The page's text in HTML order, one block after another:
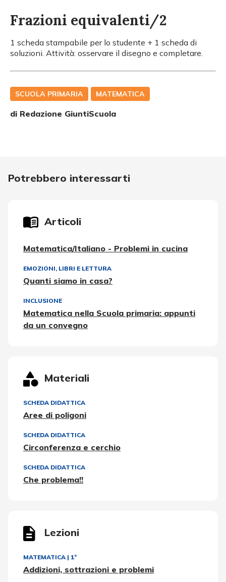
Frazioni equivalenti/2
1 scheda stampabile per lo studente + 1 scheda di
soluzioni. Attività: osservare il disegno e completare.
SCUOLA PRIMARIA MATEMATICA
di Redazione GiuntiScuola
Potrebbero interessarti
Articoli
Matematica/Italiano - Problemi in cucina
EMOZIONI, LIBRI E LETTURA
Quanti siamo in casa?
INCLUSIONE
Matematica nella Scuola primaria: appunti
da un convegno
Materiali
SCHEDA DIDATTICA
Aree di poligoni
SCHEDA DIDATTICA
Circonferenza e cerchio
SCHEDA DIDATTICA
Che problema!!
Lezioni
MATEMATICA | 1ª
Addizioni, sottrazioni e problemi